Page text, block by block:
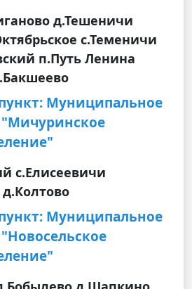
д.Тешеничи
с.Теменичи
п.Путь Ленина
Муниципальное
с.Елисеевичи
Муниципальное